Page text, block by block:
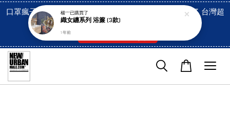
口罩瘋子官網, 放心訂購! 香港澳門信用卡付費已經開啓了 台灣超
市貨到付款也是!
楊***已購買了
織女纏系列 浴簾 (3款)
1 年前